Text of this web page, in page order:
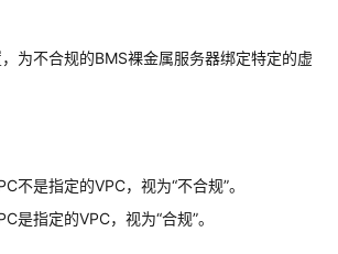
为不合规的BMS裸金属服务器绑定特定的虚
不是指定的VPC，视为“不合规”。
是指定的VPC，视为“合规”。